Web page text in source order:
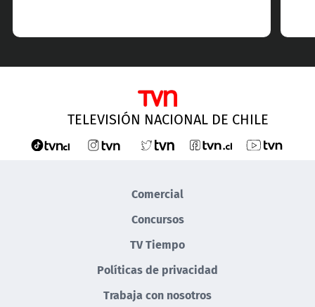
TELEVISIÓN NACIONAL DE CHILE
Comercial
Concursos
TV Tiempo
Políticas de privacidad
Trabaja con nosotros